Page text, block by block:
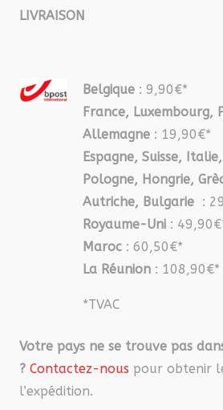
LIVRAISON
Belgique : 9,90€*
France, Luxembourg,
Allemagne : 19,90€*
Espagne, Suisse,
Pologne, Hongrie,
Autriche, Bulgarie :
Royaume-Uni :
Maroc : 60,50€*
La Réunion : 108,90€*
*TVAC
Votre pays ne se trouve pas
? Contactez-nous pour obtenir
l’expédition.